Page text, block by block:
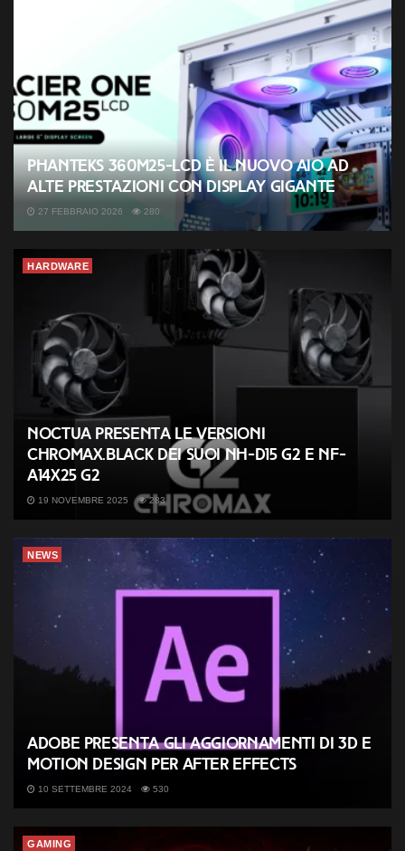
Phanteks 360M25-LCD è il nuovo AIO ad
alte prestazioni con display gigante
27 FEBBRAIO 2026 280
HARDWARE
Noctua presenta le versioni
chromax.black dei suoi NH-D15 G2 e NF-
A14x25 G2
19 NOVEMBRE 2025 283
NEWS
Adobe presenta gli aggiornamenti di 3D e
Motion Design per After Effects
10 SETTEMBRE 2024 530
GAMING